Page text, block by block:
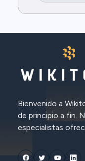
Bienvenido a
de principio a fin.
especialistas